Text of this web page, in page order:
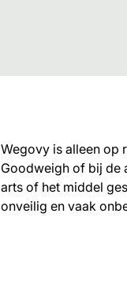
Wegovy is alleen op
Goodweigh of bij de
arts of het middel
onveilig en vaak